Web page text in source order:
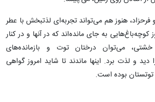
هنوز هم می‌تواند تجربه‌ای لذتبخش با عطر
به جای مانده‌اند که در آنها و در کنار
می‌توان درختان توت و بازمانده‌های
و لذت برد. اینها ماندند تا شاید امروز گواهی
توتستان بوده است.